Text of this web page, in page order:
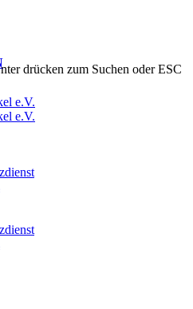
drücken zum Suchen oder ESC